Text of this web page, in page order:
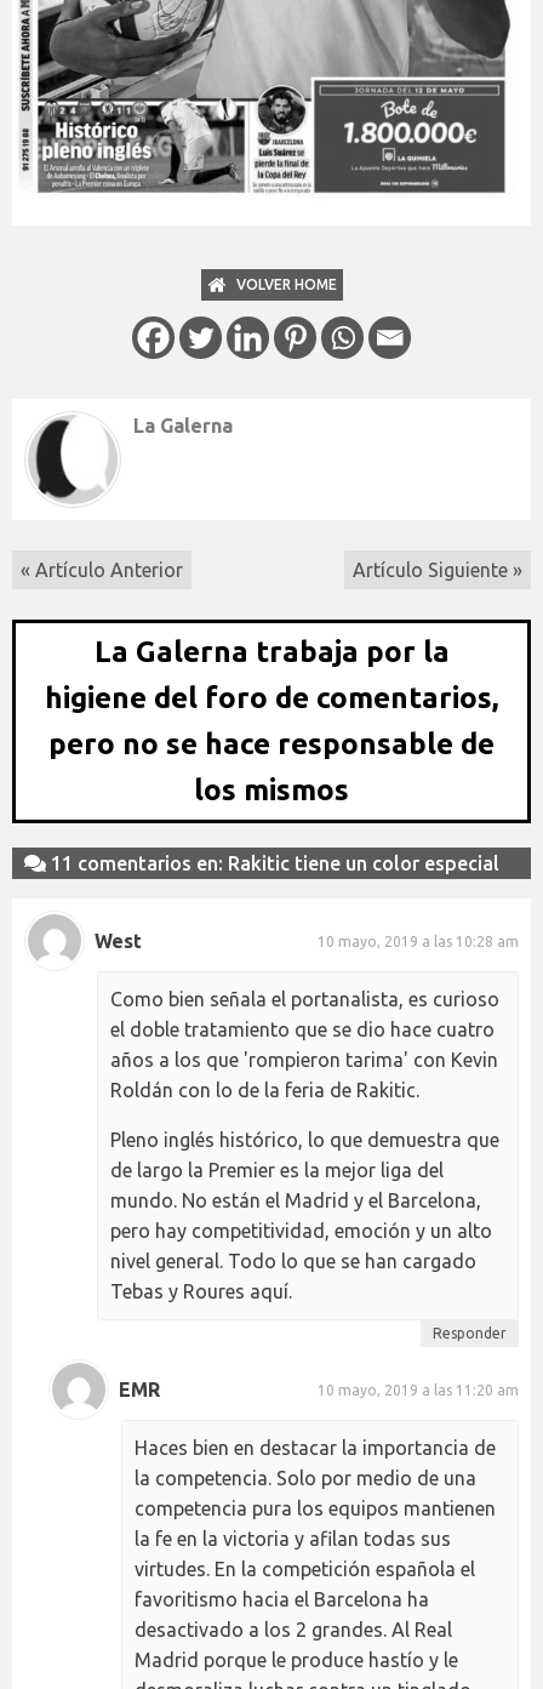
VOLVER HOME
La Galerna
« Artículo Anterior Artículo Siguiente »
La Galerna trabaja por la
higiene del foro de comentarios,
pero no se hace responsable de
los mismos
11 comentarios en: Rakitic tiene un color especial
West 10 mayo, 2019 a las 10:28 am
Como bien señala el portanalista, es curioso
el doble tratamiento que se dio hace cuatro
años a los que 'rompieron tarima' con Kevin
Roldán con lo de la feria de Rakitic.
Pleno inglés histórico, lo que demuestra que
de largo la Premier es la mejor liga del
mundo. No están el Madrid y el Barcelona,
pero hay competitividad, emoción y un alto
nivel general. Todo lo que se han cargado
Tebas y Roures aquí.
Responder
EMR 10 mayo, 2019 a las 11:20 am
Haces bien en destacar la importancia de
la competencia. Solo por medio de una
competencia pura los equipos mantienen
la fe en la victoria y afilan todas sus
virtudes. En la competición española el
favoritismo hacia el Barcelona ha
desactivado a los 2 grandes. Al Real
Madrid porque le produce hastío y le